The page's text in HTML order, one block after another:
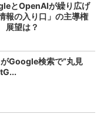
とOpenAIが繰り広げ
報の入り口」の主導権
望は？
Google検索で“丸見